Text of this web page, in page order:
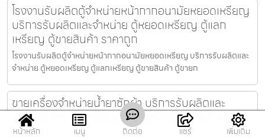
โรงงานรับผลิตตู้จำหน่ายหน้ากากอนามัยหยอดเหรียญ​​
บริการรับผลิตและจำหน่าย ตู้หยอดเหรียญ ตู้แลก
เหรียญ ตู้ขายสินค้า ราคาถูก
โรงงานรับผลิตตู้จำหน่ายหน้ากากอนามัยหยอดเหรียญ​​ บริการรับผลิตและ
จำหน่าย ตู้หยอดเหรียญ ตู้แลกเหรียญ ตู้ขายสินค้า ตู้ขายก
ขายเครื่องจำหน่ายน้ำยาซักผ้า บริการรับผลิตและ
จำหน่าย ตู้หยอดเหรียญ ตู้แลกเหรียญ ตู้ขายสินค้า
ราคาถูก
หน้าหลัก เมนู ติดต่อ แชร์ เพิ่มเติม